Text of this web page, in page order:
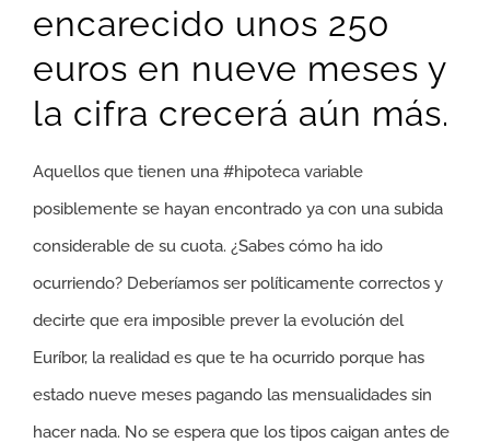
encarecido unos 250
euros en nueve meses y
la cifra crecerá aún más.
Aquellos que tienen una #hipoteca variable
posiblemente se hayan encontrado ya con una subida
considerable de su cuota. ¿Sabes cómo ha ido
ocurriendo? Deberíamos ser políticamente correctos y
decirte que era imposible prever la evolución del
Euríbor, la realidad es que te ha ocurrido porque has
estado nueve meses pagando las mensualidades sin
hacer nada. No se espera que los tipos caigan antes de